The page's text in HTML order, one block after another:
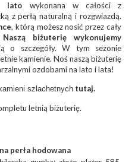
lato wykonana w całości z
z perłą naturalną i rozgwiazdą.
, którą możesz nosić przez cały
Naszą biżuterię wykonujemy
o szczegóły. W tym sezonie
kamienie. Noś naszą biżuterię
ozdobami na lato i lata!
szlachetnych tutaj.
letnią biżuterię.
perła hodowana